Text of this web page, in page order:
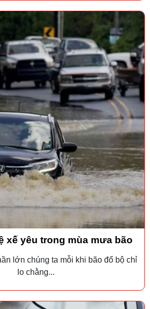
xế yêu trong mùa mưa bão
lớn chúng ta mỗi khi bão đổ bộ chỉ
lo chằng...